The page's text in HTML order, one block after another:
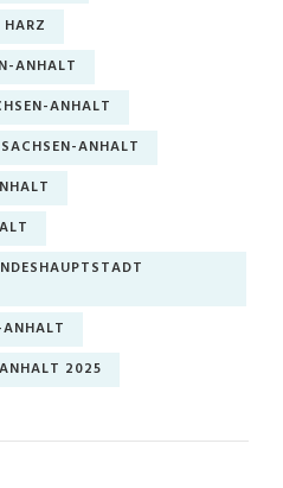
ANHALT
ANHALT
ANHALT
ANHALT
2025